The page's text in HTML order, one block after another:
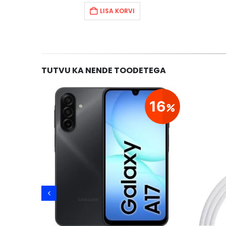
LISA KORVI
TUTVU KA NENDE TOODETEGA
16